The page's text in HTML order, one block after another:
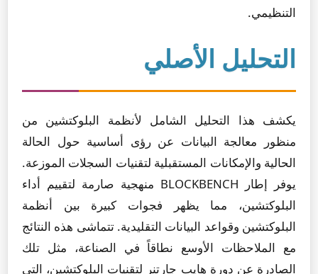
التنظيمي.
التحليل الأصلي
يكشف هذا التحليل الشامل لأنظمة البلوكتشين من
منظور معالجة البيانات عن رؤى أساسية حول الحالة
الحالية والإمكانات المستقبلية لتقنيات السجلات الموزعة.
يوفر إطار BLOCKBENCH منهجية صارمة لتقييم أداء
البلوكتشين، مما يظهر فجوات كبيرة بين أنظمة
البلوكتشين وقواعد البيانات التقليدية. تتماشى هذه النتائج
مع الملاحظات الأوسع نطاقاً في الصناعة، مثل تلك
الصادرة عن دورة هايب جارتنر لتقنيات البلوكتشين، التي